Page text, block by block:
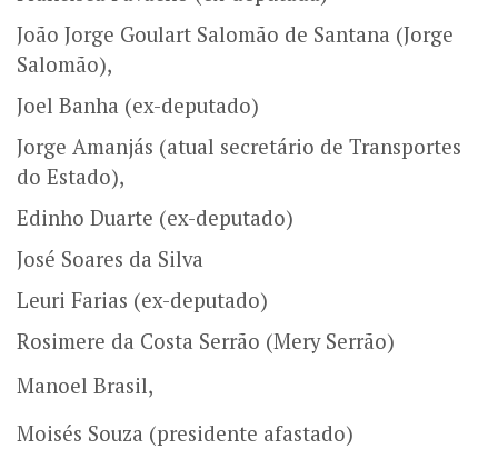
João Jorge Goulart Salomão de Santana (Jorge
Salomão),
Joel Banha (ex-deputado)
Jorge Amanjás (atual secretário de Transportes
do Estado),
Edinho Duarte (ex-deputado)
José Soares da Silva
Leuri Farias (ex-deputado)
Rosimere da Costa Serrão (Mery Serrão)
Manoel Brasil,
Moisés Souza (presidente afastado)